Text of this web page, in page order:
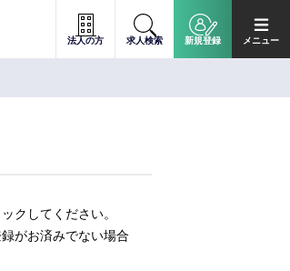
法人の方 求人検索 新規登録 メニュー
クしてください。
がお済みでない場合